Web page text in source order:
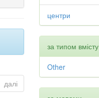
далі
центри
за типом вмісту
Other